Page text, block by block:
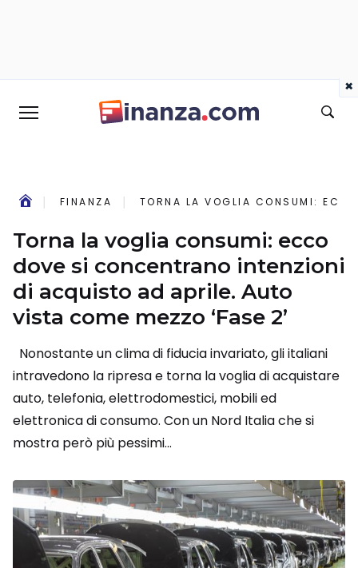
FINANZA TORNA LA VOGLIA CONSUMI:
Torna la voglia consumi: ecco
dove si concentrano intenzioni
di acquisto ad aprile. Auto
vista come mezzo ‘Fase 2’
Nonostante un clima di fiducia invariato, gli italiani
intravedono la ripresa e torna la voglia di acquistare
auto, telefonia, elettrodomestici, mobili ed
elettronica di consumo. Con un Nord Italia che si
mostra però più pessimi...
×